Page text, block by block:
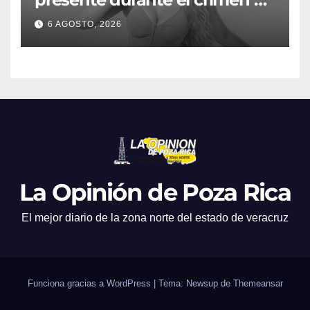
Valeria Márquez: Fiscalía
6 AGOSTO, 2026
La Opinión de Poza Rica
El mejor diario de la zona norte del estado de veracruz
Funciona gracias a WordPress Tema: Newsup de Themeansar